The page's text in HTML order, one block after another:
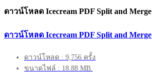
ดาวน์โหลด Icecream PDF Split and Merge
ดาวน์โหลด Icecream PDF Split and Merge
ดาวน์โหลด : 9,756 ครั้ง
ขนาดไฟล์ : 18.88 MB.